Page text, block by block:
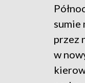
sumie
przez
w